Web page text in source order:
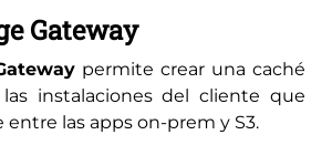
Gateway
permite crear una caché
instalaciones del cliente que
las apps on-prem y S3.